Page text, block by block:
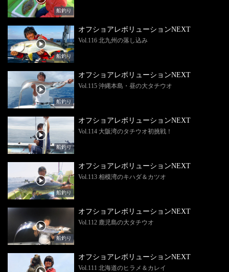
船釣り
船釣り
オフショアレボリューションNEXT
Vol.116 北九州の落し込み
船釣り
オフショアレボリューションNEXT
Vol.115 沖縄本島・昼の大タチウオ
船釣り
オフショアレボリューションNEXT
Vol.114 大阪湾のタチウオ初挑戦！
船釣り
オフショアレボリューションNEXT
Vol.113 相模湾のキハダ＆カツオ
船釣り
オフショアレボリューションNEXT
Vol.112 鹿児島の大タチウオ
オフショアレボリューションNEXT
Vol.111 北海道のヒラメ＆カレイ